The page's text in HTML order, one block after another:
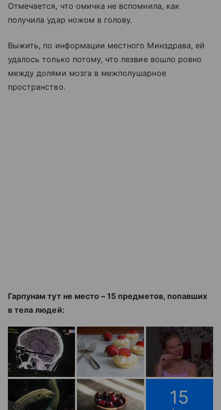
Отмечается, что омичка не вспомнила, как
получила удар ножом в голову.
Выжить, по информации местного Минздрава, ей
удалось только потому, что лезвие вошло ровно
между долями мозга в межполушарное
пространство.
Гарпунам тут не место – 15 предметов, попавших
в тела людей:
15